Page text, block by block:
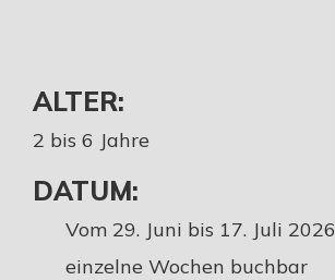
ALTER:
2 bis 6 Jahre
DATUM:
Vom 29. Juni bis 17. Juli 2026
einzelne Wochen buchbar